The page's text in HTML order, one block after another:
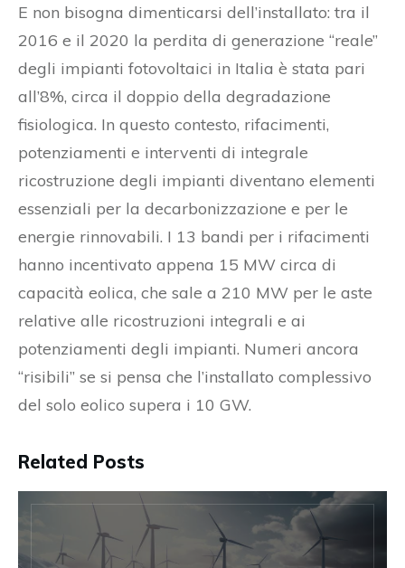
E non bisogna dimenticarsi dell’installato: tra il
2016 e il 2020 la perdita di generazione “reale”
degli impianti fotovoltaici in Italia è stata pari
all’8%, circa il doppio della degradazione
fisiologica. In questo contesto, rifacimenti,
potenziamenti e interventi di integrale
ricostruzione degli impianti diventano elementi
essenziali per la decarbonizzazione e per le
energie rinnovabili. I 13 bandi per i rifacimenti
hanno incentivato appena 15 MW circa di
capacità eolica, che sale a 210 MW per le aste
relative alle ricostruzioni integrali e ai
potenziamenti degli impianti. Numeri ancora
“risibili” se si pensa che l’installato complessivo
del solo eolico supera i 10 GW.
Related Posts